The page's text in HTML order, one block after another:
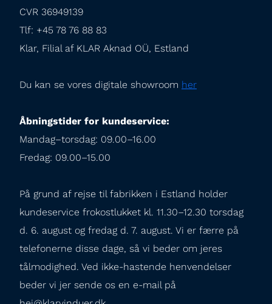
CVR 36949139
Tlf: +45 78 76 88 83
Klar, Filial af KLAR Aknad OÜ, Estland
Du kan se vores digitale showroom her
Åbningstider for kundeservice:
Mandag–torsdag: 09.00–16.00
Fredag: 09.00–15.00
På grund af rejse til fabrikken i Estland holder
kundeservice frokostlukket kl. 11.30–12.30 torsdag
d. 6. august og fredag d. 7. august. Vi er færre på
telefonerne disse dage, så vi beder om jeres
tålmodighed. Ved ikke-hastende henvendelser
beder vi jer sende os en e-mail på